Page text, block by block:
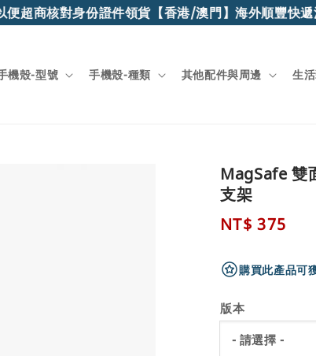
核對身份證件領貨【香港/澳門】海外順豐快遞滿
機殼-型號 手機殼-種類 其他配件與周邊 生
MagSafe 雙
支架
Regular
NT$ 375
購買此產品可
版本